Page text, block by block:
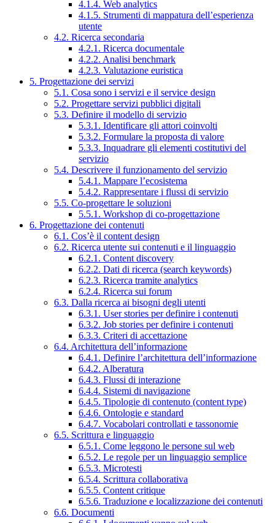
4.1.4. Web analytics
4.1.5. Strumenti di mappatura dell’esperienza
utente
4.2. Ricerca secondaria
4.2.1. Ricerca documentale
4.2.2. Analisi benchmark
4.2.3. Valutazione euristica
5. Progettazione dei servizi
5.1. Cosa sono i servizi e il service design
5.2. Progettare servizi pubblici digitali
5.3. Definire il modello di servizio
5.3.1. Identificare gli attori coinvolti
5.3.2. Formulare la proposta di valore
5.3.3. Inquadrare gli elementi costitutivi del
servizio
5.4. Descrivere il funzionamento del servizio
5.4.1. Mappare l’ecosistema
5.4.2. Rappresentare i flussi di servizio
5.5. Co-progettare le soluzioni
5.5.1. Workshop di co-progettazione
6. Progettazione dei contenuti
6.1. Cos’è il content design
6.2. Ricerca utente sui contenuti e il linguaggio
6.2.1. Content discovery
6.2.2. Dati di ricerca (search keywords)
6.2.3. Ricerca tramite analytics
6.2.4. Ricerca sui forum
6.3. Dalla ricerca ai bisogni degli utenti
6.3.1. User stories per definire i contenuti
6.3.2. Job stories per definire i contenuti
6.3.3. Criteri di accettazione
6.4. Architettura dell’informazione
6.4.1. Definire l’architettura dell’informazione
6.4.2. Alberatura
6.4.3. Flussi di interazione
6.4.4. Sistemi di navigazione
6.4.5. Tipologie di contenuto (content type)
6.4.6. Ontologie e standard
6.4.7. Vocabolari controllati e tassonomie
6.5. Scrittura e linguaggio
6.5.1. Come leggono le persone sul web
6.5.2. Le regole per un linguaggio semplice
6.5.3. Microtesti
6.5.4. Scrittura collaborativa
6.5.5. Content critique
6.5.6. Traduzione e localizzazione dei contenuti
6.6. Documenti